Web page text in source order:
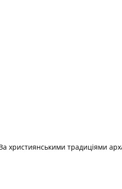
християнськими традиціями